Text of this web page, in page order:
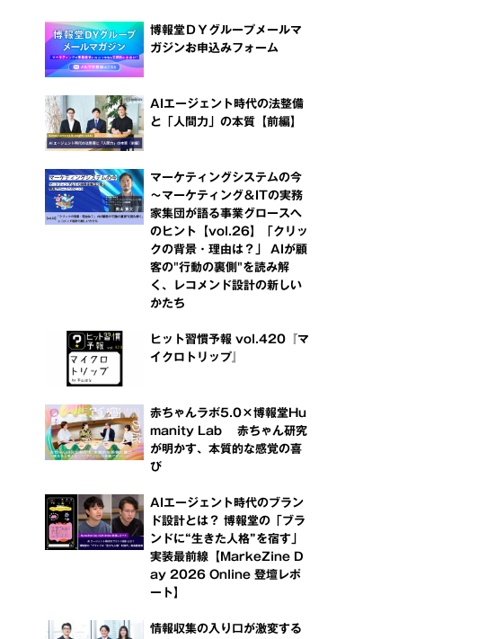
博報堂ＤＹグループメールマ
ガジンお申込みフォーム
AIエージェント時代の法整備
と「人間力」の本質【前編】
マーケティングシステムの今
～マーケティング＆ITの実務
家集団が語る事業グロースへ
のヒント【vol.26】「クリッ
クの背景・理由は？」 AIが顧
客の"行動の裏側"を読み解
く、レコメンド設計の新しい
かたち
ヒット習慣予報 vol.420『マ
イクロトリップ』
赤ちゃんラボ5.0×博報堂Hu
manity Lab 赤ちゃん研究
が明かす、本質的な感覚の喜
び
AIエージェント時代のブラン
ド設計とは？ 博報堂の「ブラ
ンドに“生きた人格”を宿す」
実装最前線【MarkeZine D
ay 2026 Online 登壇レポ
ート】
情報収集の入り口が激変する